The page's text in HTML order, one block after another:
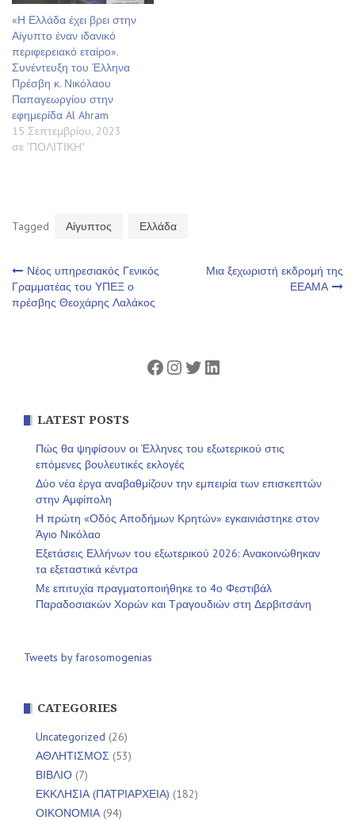
«Η Ελλάδα έχει βρει στην
Αίγυπτο έναν ιδανικό
περιφερειακό εταίρο».
Συνέντευξη του Έλληνα
Πρέσβη κ. Νικόλαου
Παπαγεωργίου στην
εφημερίδα Al Ahram
15 Σεπτεμβρίου, 2023
σε "ΠΟΛΙΤΙΚΗ"
Tagged Αίγυπτος Ελλάδα
Πλοήγηση
άρθρων
Νέος υπηρεσιακός Γενικός
Γραμματέας του ΥΠΕΞ ο
πρέσβης Θεοχάρης Λαλάκος
Μια ξεχωριστή εκδρομή της
ΕΕΑΜΑ
Facebook
Instagram
Twitter
Linkedin
LATEST POSTS
Πώς θα ψηφίσουν οι Έλληνες του εξωτερικού στις
επόμενες βουλευτικές εκλογές
Δύο νέα έργα αναβαθμίζουν την εμπειρία των επισκεπτών
στην Αμφίπολη
Η πρώτη «Οδός Αποδήμων Κρητών» εγκαινιάστηκε στον
Άγιο Νικόλαο
Εξετάσεις Ελλήνων του εξωτερικού 2026: Ανακοινώθηκαν
τα εξεταστικά κέντρα
Με επιτυχία πραγματοποιήθηκε το 4ο Φεστιβάλ
Παραδοσιακών Χορών και Τραγουδιών στη Δερβιτσάνη
Tweets by farosomogenias
CATEGORIES
Uncategorized (26)
ΑΘΛΗΤΙΣΜΟΣ (53)
ΒΙΒΛΙΟ (7)
ΕΚΚΛΗΣΙΑ (ΠΑΤΡΙΑΡΧΕΙΑ) (182)
ΟΙΚΟΝΟΜΙΑ(94)